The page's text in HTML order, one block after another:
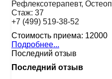
Рефлексотерапевт,
Стаж: 37
+7 (499) 519-38-52
Стоимость приема: 12000
Подробнее...
Последний отзыв
Последний отзыв